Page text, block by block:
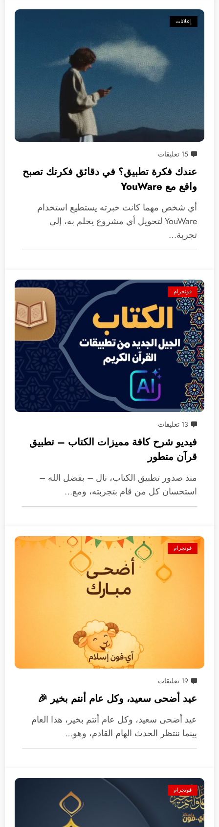
إعلانات
15 تعليقات
عندك فكرة تطبيق؟ في دقائق فكرتك تصبح
واقع مع YouWare
أي شخص مهما كانت خبرته يستطيع استخدام
YouWare لتحويل أي مشروع يحلم به، إلى
تجربة…
فونجرام
13 تعليقات
فيديو شرح كافة مميزات الكتاب – تطبيق
قرآن متطور
منذ صدور تطبيق الكتاب، نال – بفضل الله –
استحسان كل من قام بتجربته، ومع…
فونجرام
19 تعليقات
عيد أضحى سعيد، وكل عام أنتم بخير 🎉
عيد أضحى سعيد، وكل عام أنتم بخير، هذا العام
بينما ننتظر الحدث الهام القادم، وهو…
فونجرام